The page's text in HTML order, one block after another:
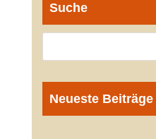
Suche
Neueste Beiträge